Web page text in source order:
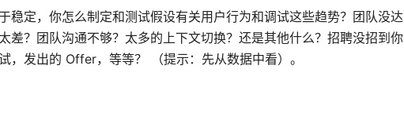
定，你怎么制定和测试假设有关用户行为和调试这些趋势？团队没达
差？团队沟通不够？太多的上下文切换？还是其他什么？招聘没招到你
发出的 Offer，等等？ （提示：先从数据中看）。